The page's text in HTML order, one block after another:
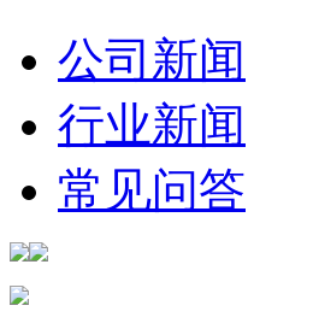
公司新闻
行业新闻
常见问答